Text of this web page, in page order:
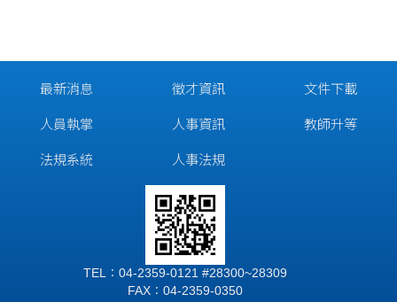
最新消息
人員執掌
法規系統
徵才資訊
人事資訊
人事法規
文件下載
教師升等
TEL：04-2359-0121 #28300~28309
FAX：04-2359-0350